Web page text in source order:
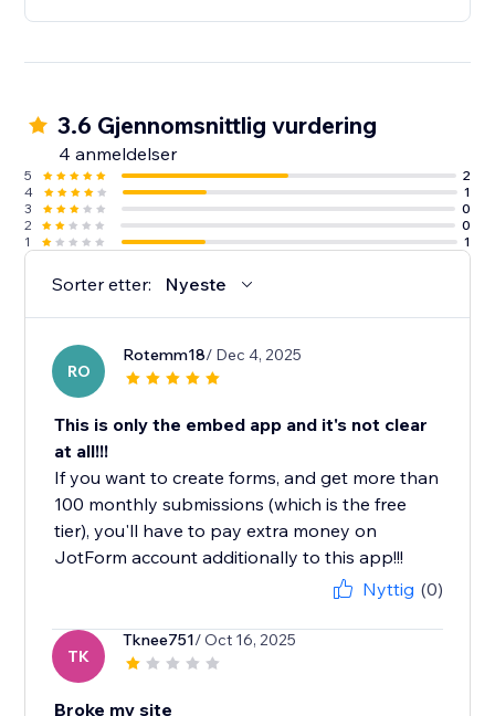
3.6 Gjennomsnittlig vurdering
4 anmeldelser
5
2
4
1
3
0
2
0
1
1
Sorter etter: Nyeste
RO
Rotemm18/ Dec 4, 2025
This is only the embed app and it's not clear
at all!!!
If you want to create forms, and get more than
100 monthly submissions (which is the free
tier), you'll have to pay extra money on
JotForm account additionally to this app!!!
Nyttig (0)
TK
Tknee751/ Oct 16, 2025
Broke my site